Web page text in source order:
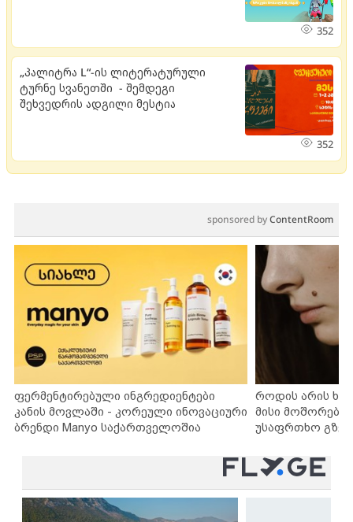
352
„პალიტრა L“-ის ლიტერატურული
ტურნე სვანეთში - შემდეგი
შეხვედრის ადგილი მესტია
352
sponsored byContentRoom
ფერმენტირებული ინგრედიენტები
კანის მოვლაში - კორეული ინოვაციური
ბრენდი Manyo საქართველოშია
როდის არის
მისი
უსაფრთხო